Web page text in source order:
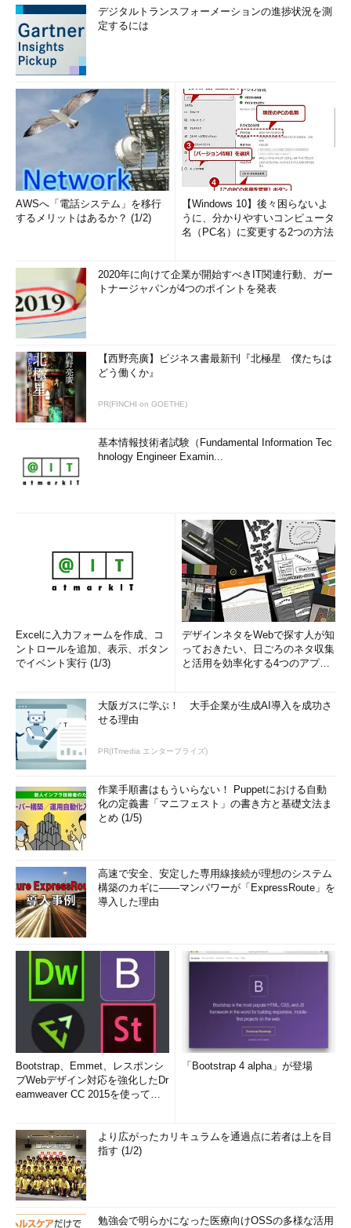
デジタルトランスフォーメーションの進捗状況を測
定するには
AWSへ「電話システム」を移行
するメリットはあるか？ (1/2)
【Windows 10】後々困らないよ
うに、分かりやすいコンピュータ
名（PC名）に変更する2つの方法
2020年に向けて企業が開始すべきIT関連行動、ガー
トナージャパンが4つのポイントを発表
【西野亮廣】ビジネス書最新刊『北極星 僕たちは
どう働くか』
PR(FINCHI on GOETHE)
基本情報技術者試験（Fundamental Information Tec
hnology Engineer Examin...
Excelに入力フォームを作成、コ
ントロールを追加、表示、ボタン
でイベント実行 (1/3)
デザインネタをWebで探す人が知
っておきたい、日ごろのネタ収集
と活用を効率化する4つのアプリ
大阪ガスに学ぶ！ 大手企業が生成AI導入を成功さ
せる理由
PR(ITmedia エンタープライズ)
作業手順書はもういらない！ Puppetにおける自動
化の定義書「マニフェスト」の書き方と基礎文法ま
とめ (1/5)
高速で安全、安定した専用線接続が理想のシステム
構築のカギに――マンパワーが「ExpressRoute」を
導入した理由
Bootstrap、Emmet、レスポンシ
ブWebデザイン対応を強化したDr
eamweaver CC 2015を使って
「Bootstrap 4 alpha」が登場
より広がったカリキュラムを通過点に若者は上を目
指す (1/2)
勉強会で明らかになった医療向けOSSの多様な活用